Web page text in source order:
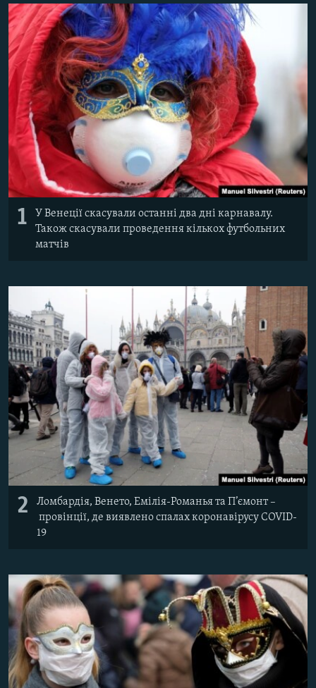
ВІДЕОУРОКИ «ELIFBE»
СВІДЧЕННЯ ОКУПАЦІЇ
УКРАЇНСЬКА ПРОБЛЕМА КРИМУ
ІНФОГРАФІКА
Русский
Qırımtatar
ДОЛУЧАЙСЯ!
Усі сайти RFE/RL
1
У Венеції скасували останні два дні карнавалу.
Також скасували проведення кількох футбольних
матчів
2
Ломбардія, Венето, Емілія-Романья та П’ємонт –
провінції, де виявлено спалах коронавірусу COVID-
19